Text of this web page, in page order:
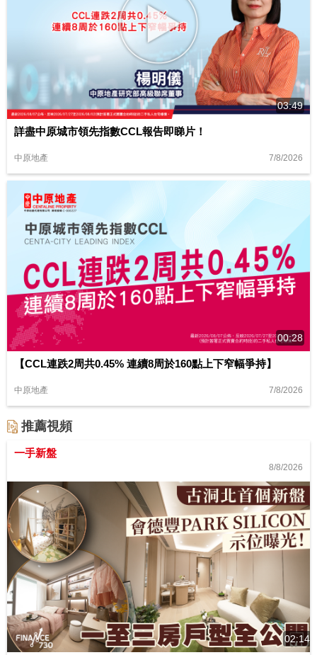
03:49
詳盡中原城市領先指數CCL報告即睇片！
中原地產 7/8/2026
00:28
【CCL連跌2周共0.45% 連續8周於160點上下窄幅爭持】
中原地產 7/8/2026
推薦視頻
一手新盤
8/8/2026
02:14